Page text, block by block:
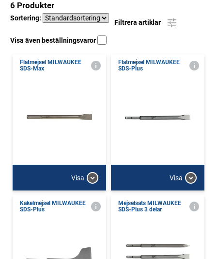
6 Produkter
Sortering:
Filtrera artiklar
Visa även beställningsvaror
Flatmejsel MILWAUKEE
SDS-Max
Visa
Flatmejsel MILWAUKEE
SDS-Plus
Visa
Kakelmejsel MILWAUKEE
SDS-Plus
Mejselsats MILWAUKEE
SDS-Plus 3 delar